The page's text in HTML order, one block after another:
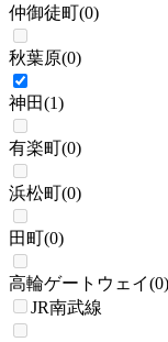
仲御徒町(0)
秋葉原(0)
神田(1)
有楽町(0)
浜松町(0)
田町(0)
高輪ゲートウェイ(0)
JR南武線